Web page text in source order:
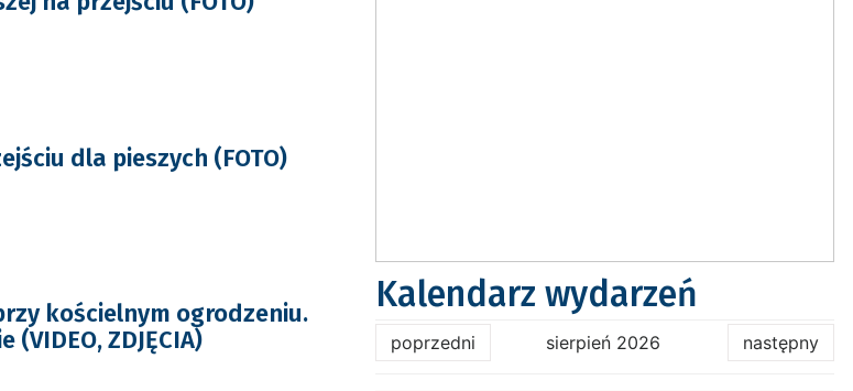
dla pieszych (FOTO)
kościelnym ogrodzeniu.
ZDJĘCIA)
Kalendarz wydarzeń
poprzedni sierpień 2026 następny